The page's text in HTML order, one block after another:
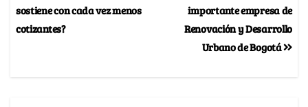
importante empresa de
Renovación y Desarrollo
Urbano de Bogotá
sostiene con cada vez menos
cotizantes?